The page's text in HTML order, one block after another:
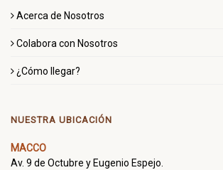
Acerca de Nosotros
Colabora con Nosotros
¿Cómo llegar?
NUESTRA UBICACIÓN
MACCO
Av. 9 de Octubre y Eugenio Espejo.